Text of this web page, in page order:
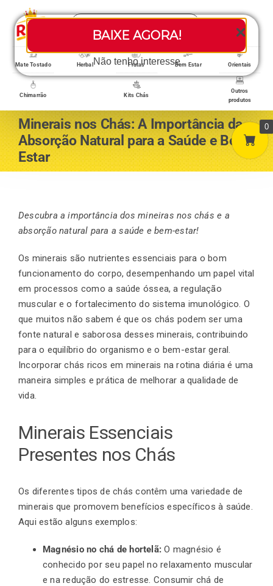
BAIXE AGORA!
Não tenho interesse
content
Search
Toggle
Loja/Produtos
Home
A empresa
Minha conta
Carrinho
Finalização de compra
Exportação
Contato
Mate Tostado Herbal Frutas Bem Estar Orientais
Chimarrão Kits Chás
Outros
produtos
Minerais nos Chás: A Importância da
Absorção Natural para a Saúde e Bem-
Estar
Descubra a importância dos mineiras nos chás e a
absorção natural para a saúde e bem-estar!
Os minerais são nutrientes essenciais para o bom
funcionamento do corpo, desempenhando um papel vital
em processos como a saúde óssea, a regulação
muscular e o fortalecimento do sistema imunológico. O
que muitos não sabem é que os chás podem ser uma
fonte natural e saborosa desses minerais, contribuindo
para o equilíbrio do organismo e o bem-estar geral.
Incorporar chás ricos em minerais na rotina diária é uma
maneira simples e prática de melhorar a qualidade de
vida.
Minerais Essenciais
Presentes nos Chás
Os diferentes tipos de chás contêm uma variedade de
minerais que promovem benefícios específicos à saúde.
Aqui estão alguns exemplos:
Magnésio no chá de hortelã: O magnésio é
conhecido por seu papel no relaxamento muscular
e na redução do estresse. Consumir chá de
0